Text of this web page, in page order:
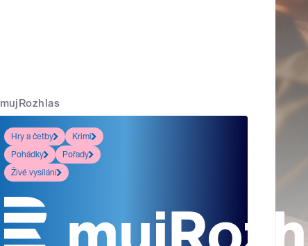
mujRozhlas
Hry a četby
Krimi
Pohádky
Pořady
Živé vysílání